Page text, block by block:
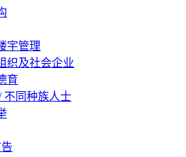
宇管理
织及社会企业
育
不同种族人士